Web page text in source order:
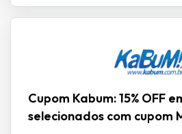
Cupom Kabum: 15% OFF
selecionados com cupom